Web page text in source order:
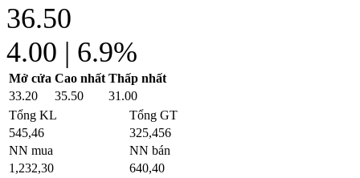
36.50
4.00 | 6.9%
Mở cửa Cao nhất Thấp nhất
33.20
35.50
31.00
Tổng KL
Tổng GT
545,46
325,456
NN mua
NN bán
1,232,30
640,40